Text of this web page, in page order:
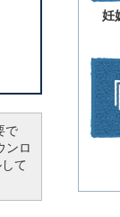
で
ンロ
て
妊